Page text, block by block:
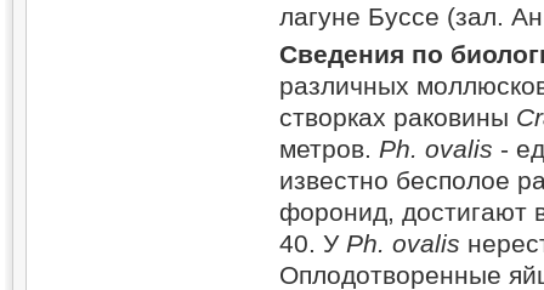
лагуне Буссе (зал.
Сведения по
различных
створках раковины
метров. Ph. ovalis -
известно бесполое
форонид, достигают
40. У Ph. ovalis
Оплодотворенные